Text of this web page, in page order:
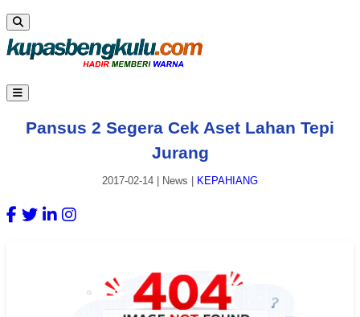
Pansus 2 Segera Cek Aset Lahan Tepi
Jurang
2017-02-14 News KEPAHIANG